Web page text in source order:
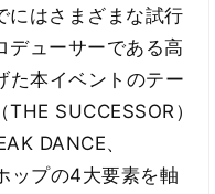
にはさまざまな試行
デューサーである高
た本イベントのテー
SUCCESSOR）
DANCE、
ップの4大要素を軸